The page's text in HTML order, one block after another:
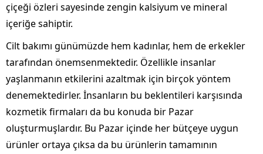
çiçeği özleri sayesinde zengin kalsiyum ve mineral
içeriğe sahiptir.
Cilt bakımı günümüzde hem kadınlar, hem de erkekler
tarafından önemsenmektedir. Özellikle insanlar
yaşlanmanın etkilerini azaltmak için birçok yöntem
denemektedirler. İnsanların bu beklentileri karşısında
kozmetik firmaları da bu konuda bir Pazar
oluşturmuşlardır. Bu Pazar içinde her bütçeye uygun
ürünler ortaya çıksa da bu ürünlerin tamamının